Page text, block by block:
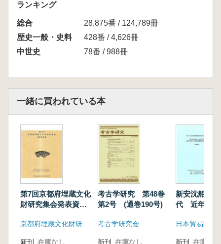
ランキング
総合
28,875番 / 124,789冊
歴史一般・史料
428番 / 4,626冊
中世史
78番 / 988冊
一緒に買われている本
第7回京都府埋蔵文化
財研究集会発表資料
京都府埋蔵文化財研究会
新刊 在庫なし
考古学研究 第48巻
第2号 (通巻190号)
考古学研究会
新刊 在庫なし
新安沈船と
代 近年の新
日本貿易陶磁
新刊 在庫なし